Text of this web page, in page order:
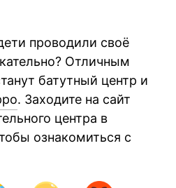
проводили своё
Отличным
батутный центр и
. Заходите на сайт
центра в
ознакомиться с